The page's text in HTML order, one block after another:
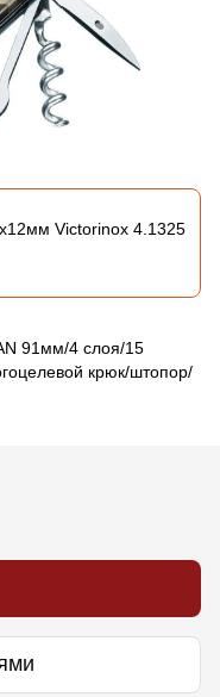
Victorinox 4.1325
91мм/4 слоя/15
крюк/штопор/